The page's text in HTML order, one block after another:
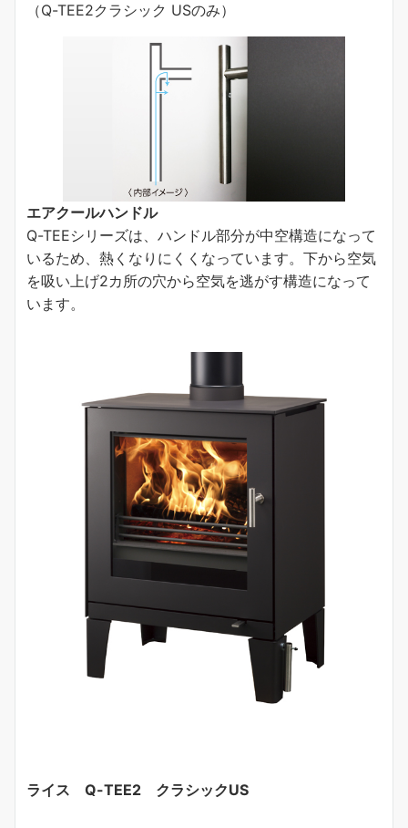
（Q-TEE2クラシック USのみ）
エアクールハンドル
Q-TEEシリーズは、ハンドル部分が中空構造になって
いるため、熱くなりにくくなっています。下から空気
を吸い上げ2カ所の穴から空気を逃がす構造になって
います。
ライス Q-TEE2 クラシックUS